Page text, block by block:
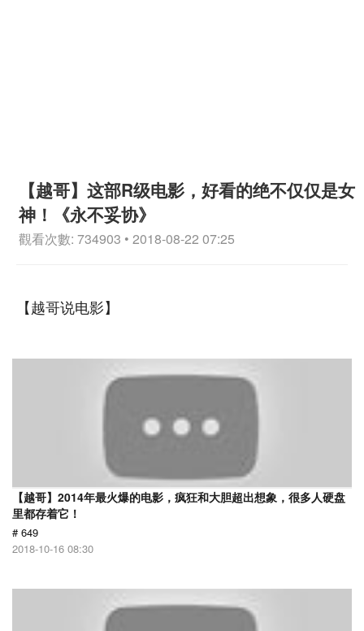
【越哥】这部R级电影，好看的绝不仅仅是女
神！《永不妥协》
觀看次數: 734903 • 2018-08-22 07:25
【越哥说电影】
【越哥】2014年最火爆的电影，疯狂和大胆超出想象，很多人硬盘
里都存着它！
# 649
2018-10-16 08:30